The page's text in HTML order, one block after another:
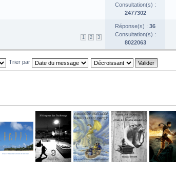
Consultation(s) :
2477302
1 2 3
Réponse(s) : 36
Consultation(s) :
8022063
Trier par